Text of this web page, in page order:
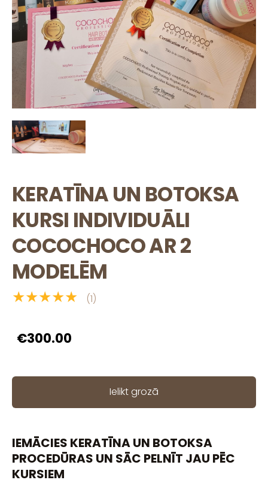
KERATĪNA UN BOTOKSA
KURSI INDIVIDUĀLI
COCOCHOCO AR 2
MODELĒM
★★★★★ (1)
€300.00
Ielikt grozā
IEMĀCIES KERATĪNA UN BOTOKSA
PROCEDŪRAS UN SĀC PELNĪT JAU PĒC
KURSIEM